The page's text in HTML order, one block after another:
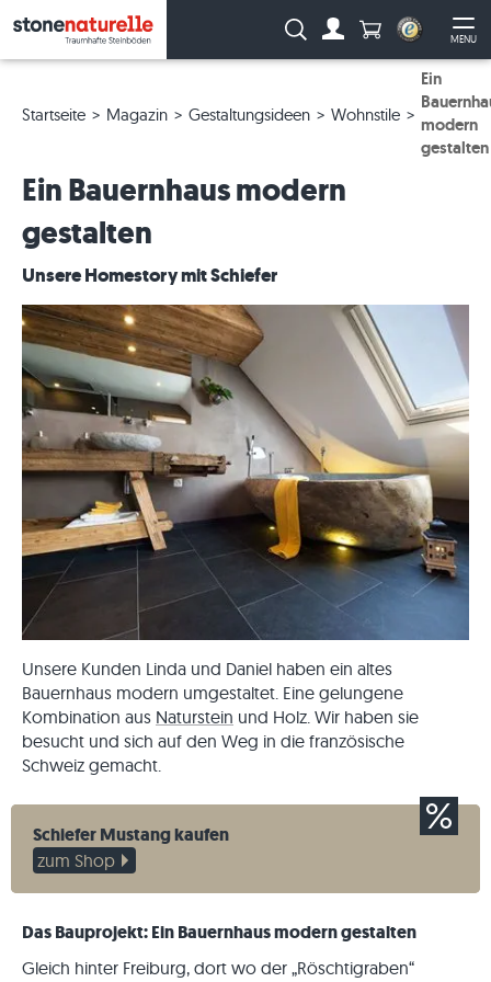
MENU
Suche: Anzahl
Startseite Magazin Gestaltungsideen Wohnstile
Ein
modern
gestalten
Ein Bauernhaus modern
gestalten
Unsere Homestory mit Schiefer
Unsere Kunden Linda und Daniel haben ein altes
Bauernhaus modern umgestaltet. Eine gelungene
Kombination aus Naturstein und Holz. Wir haben sie
besucht und sich auf den Weg in die französische
Schweiz gemacht.
Schiefer Mustang kaufen
zum Shop
Das Bauprojekt: Ein Bauernhaus modern gestalten
Gleich hinter Freiburg, dort wo der „Röschtigraben“